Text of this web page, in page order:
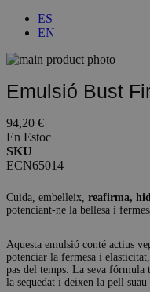
ES
EN
Emulsió Bust
94,20 €
En Estoc
SKU
ECN65014
Cuida, embelleix, reafirma,
potenciant-ne la bellesa i
Aquesta emulsió conté actius
potenciar la fermesa i
pas del temps. La seva fórmula
la sequedat i deixen la pell suau